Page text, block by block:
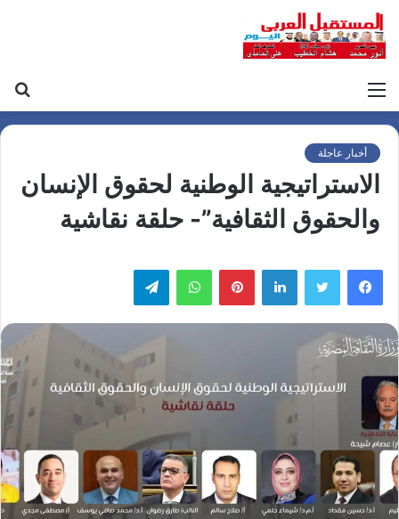
أخبار عاجلة
الاستراتيجية الوطنية لحقوق الإنسان
والحقوق الثقافية”- حلقة نقاشية
لينكدإن بينتيريست واتساب